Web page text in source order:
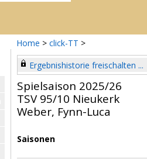
Home > click-TT >
Ergebnishistorie freischalten ...
Spielsaison 2025/26
TSV 95/10 Nieukerk
Weber, Fynn-Luca
Saisonen